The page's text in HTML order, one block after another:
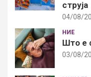
струја
04/08/
НИЕ
Што е
03/08/